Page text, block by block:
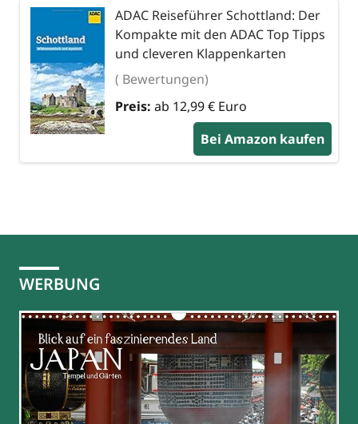
ADAC Reiseführer Schottland: Der
Kompakte mit den ADAC Top Tipps
und cleveren Klappenkarten
( Bewertungen)
Preis: ab 12,99 € Euro
Bei Amazon kaufen
WERBUNG